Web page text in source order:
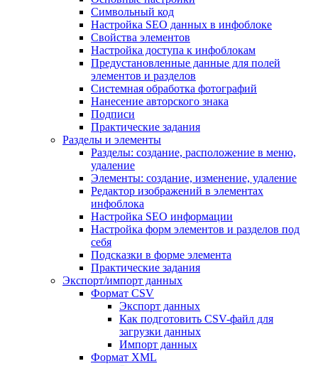
Символьный код
Настройка SEO данных в инфоблоке
Свойства элементов
Настройка доступа к инфоблокам
Предустановленные данные для полей
элементов и разделов
Системная обработка фотографий
Нанесение авторского знака
Подписи
Практические задания
Разделы и элементы
Разделы: создание, расположение в меню,
удаление
Элементы: создание, изменение, удаление
Редактор изображений в элементах
инфоблока
Настройка SEO информации
Настройка форм элементов и разделов под
себя
Подсказки в форме элемента
Практические задания
Экспорт/импорт данных
Формат CSV
Экспорт данных
Как подготовить CSV-файл для
загрузки данных
Импорт данных
Формат XML